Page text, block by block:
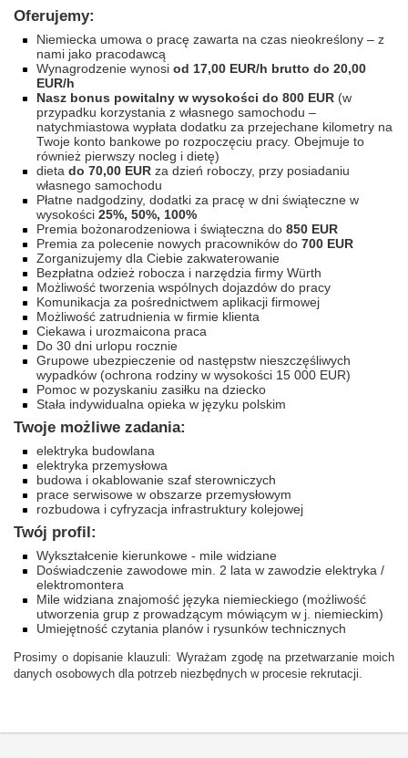
Oferujemy:
Niemiecka umowa o pracę zawarta na czas nieokreślony – z
nami jako pracodawcą
Wynagrodzenie wynosi od 17,00 EUR/h brutto do 20,00
EUR/h
Nasz bonus powitalny w wysokości do 800 EUR (w
przypadku korzystania z własnego samochodu –
natychmiastowa wypłata dodatku za przejechane kilometry na
Twoje konto bankowe po rozpoczęciu pracy. Obejmuje to
również pierwszy nocleg i dietę)
dieta do 70,00 EUR za dzień roboczy, przy posiadaniu
własnego samochodu
Płatne nadgodziny, dodatki za pracę w dni świąteczne w
wysokości 25%, 50%, 100%
Premia bożonarodzeniowa i świąteczna do 850 EUR
Premia za polecenie nowych pracowników do 700 EUR
Zorganizujemy dla Ciebie zakwaterowanie
Bezpłatna odzież robocza i narzędzia firmy Würth
Możliwość tworzenia wspólnych dojazdów do pracy
Komunikacja za pośrednictwem aplikacji firmowej
Możliwość zatrudnienia w firmie klienta
Ciekawa i urozmaicona praca
Do 30 dni urlopu rocznie
Grupowe ubezpieczenie od następstw nieszczęśliwych
wypadków (ochrona rodziny w wysokości 15 000 EUR)
Pomoc w pozyskaniu zasiłku na dziecko
Stała indywidualna opieka w języku polskim
Twoje możliwe zadania:
elektryka budowlana
elektryka przemysłowa
budowa i okablowanie szaf sterowniczych
prace serwisowe w obszarze przemysłowym
rozbudowa i cyfryzacja infrastruktury kolejowej
Twój profil:
Wykształcenie kierunkowe - mile widziane
Doświadczenie zawodowe min. 2 lata w zawodzie elektryka /
elektromontera
Mile widziana znajomość języka niemieckiego (możliwość
utworzenia grup z prowadzącym mówiącym w j. niemieckim)
Umiejętność czytania planów i rysunków technicznych
Prosimy o dopisanie klauzuli: Wyrażam zgodę na przetwarzanie moich
danych osobowych dla potrzeb niezbędnych w procesie rekrutacji.